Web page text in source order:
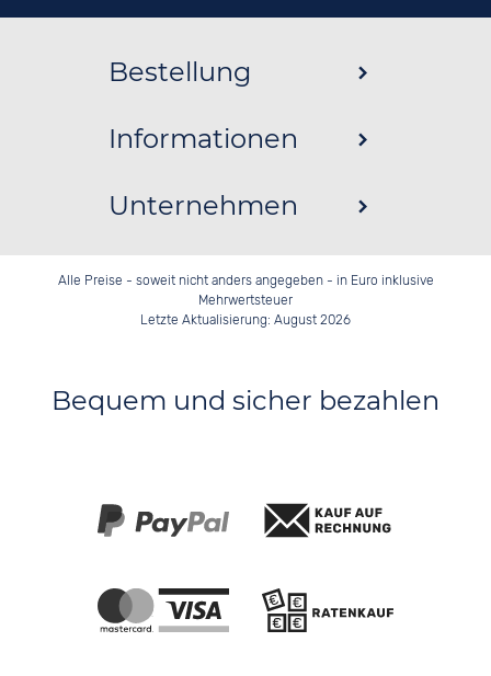
Bestellung
Informationen
Unternehmen
Alle Preise - soweit nicht anders angegeben - in Euro inklusive
Mehrwertsteuer
Letzte Aktualisierung: August 2026
Bequem und sicher bezahlen